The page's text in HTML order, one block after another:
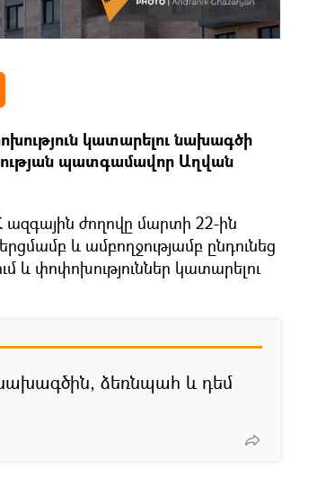
կատարելու նախագծի
պատգամավոր Աղվան
ազգային ժողովը մարտի 22-ին
և ամբողջությամբ ընդունեց
և փոփոխություններ կատարելու
ձեռնպահ և դեմ